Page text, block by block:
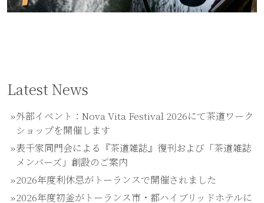
Latest News
外部イベント：Nova Vita Festival 2026にて茶道ワーク
ショップを開催します
表千家同門会による『茶道雑誌』復刊および「茶道雑誌
メンバーズ」創設のご案内
2026年度利休忌がトーランスで開催されました
2026年度初釜がトーランス市・都ハイブリッドホテルに